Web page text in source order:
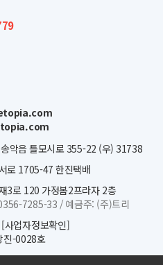
악읍 틀모시로 355-22 (우) 31738
로 1705-47 한진택배
3로 120 가정봄2프라자 2층
7285-33 / 예금주: (주)트리
[사업자정보확인]
진-0028호